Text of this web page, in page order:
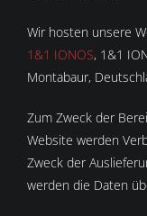
Wir hosten unsere
1&1 IONOS, 1&1
Montabaur,
Zum Zweck der
Website werden
Zweck der
werden die Daten